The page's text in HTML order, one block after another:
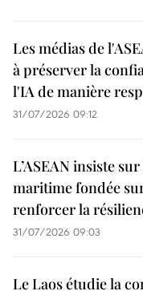
Les médias de
à préserver la
l'IA de manière
31/07/2026 09:12
L’ASEAN insiste
maritime fondée
renforcer la
31/07/2026 09:03
Le Laos étudie la